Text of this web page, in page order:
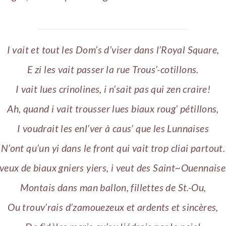
I vait et tout les Dom’s d’viser dans l’Royal Square,
E zi les vait passer la rue Trous’-cotillons.
I vait lues crinolines, i n’sait pas qui zen craire!
Ah, quand i vait trousser lues biaux roug’ pétillons,
I voudrait les enl’ver à caus’ que les Lunnaises
N’ont qu’un yi dans le front qui vait trop cliai partout.
de biaux gniers yiers, i veut des
Montais dans man ballon, fillettes de St.-Ou,
Ou trouv’rais d’zamouezeux et ardents et sincères,